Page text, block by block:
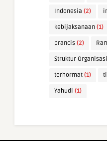
Indonesia (2)
kebijaksanaan (1)
prancis (2)
Struktur Organisasi
terhormat (1)
Yahudi (1)